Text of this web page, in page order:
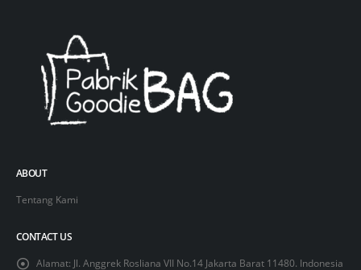
ABOUT
Tentang Kami
CONTACT US
Alamat: Jl. Anggrek Rosliana VII No.14 Jakarta Barat 11480. Indonesia